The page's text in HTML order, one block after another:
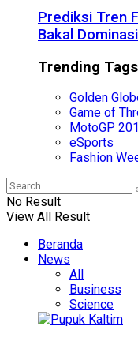
Prediksi Tren
Bakal
Trending Tags
Golden
Game of
MotoGP
eSports
Fashion
No Result
View All Result
Beranda
News
All
Business
Science